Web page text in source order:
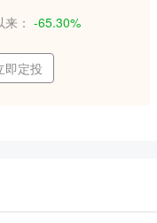
： -65.30%
即定投